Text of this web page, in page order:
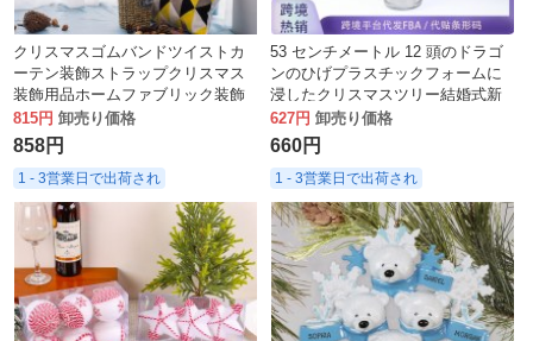
クリスマスゴムバンドツイストカ
ーテン装飾ストラップクリスマス
装飾用品ホームファブリック装飾
カーテンボタン
815円 卸売り価格
858円
1 - 3営業日で出荷され
53 センチメートル 12 頭のドラゴ
ンのひげプラスチックフォームに
浸したクリスマスツリー結婚式新
年の装飾金と銀のドラゴンのひげ
ギフト
627円 卸売り価格
660円
1 - 3営業日で出荷され